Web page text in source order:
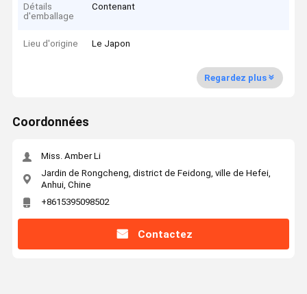
Détails
d'emballage
Contenant
Lieu d'origine Le Japon
Regardez plus
Coordonnées
Miss. Amber Li
Jardin de Rongcheng, district de Feidong, ville de Hefei,
Anhui, Chine
+8615395098502
Contactez